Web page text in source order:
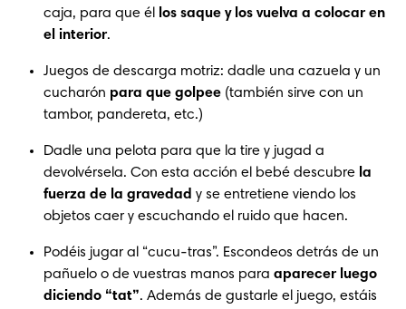
caja, para que él
los saque y los vuelva a colocar en
el interior.
Juegos de descarga motriz: dadle una cazuela y un
cucharón para que golpee (también sirve con un
tambor, pandereta, etc.)
Dadle una pelota para que la tire y jugad a
devolvérsela. Con esta acción el bebé descubre la
fuerza de la gravedad y se entretiene viendo los
objetos caer y escuchando el ruido que hacen.
Podéis jugar al “cucu-tras”. Escondeos detrás de un
pañuelo o de vuestras manos para aparecer luego
diciendo “tat”. Además de gustarle el juego, estáis